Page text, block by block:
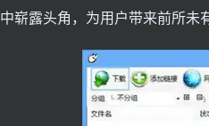
中崭露头角，为用户带来前所未